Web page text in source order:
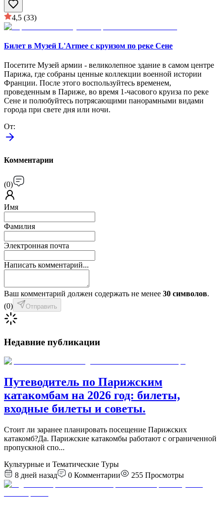
4,5 (33)
Билет в Музей L'Armee с круизом по реке Сене
Посетите Музей армии - великолепное здание в самом центре
Парижа, где собраны ценные коллекции военной истории
Франции. После этого воспользуйтесь временем,
проведенным в Париже, во время 1-часового круиза по реке
Сене и полюбуйтесь потрясающими панорамными видами
города при свете дня или ночи.
От:
Комментарии
(0)
Имя
Фамилия
Электронная почта
Написать комментарий...
Ваш комментарий должен содержать не менее 30 символов.
(0) Отправить
Недавние публикации
Путеводитель по Парижским
катакомбам на 2026 год: билеты,
входные билеты и советы.
Стоит ли заранее планировать посещение Парижских
катакомб?Да. Парижские катакомбы работают с ограниченной
пропускной спо...
Культурные и Тематические Туры
8 дней назад
0 Комментарии 255 Просмотры